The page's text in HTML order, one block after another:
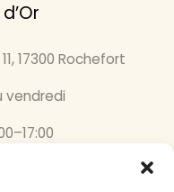
17300 Rochefort
vendredi